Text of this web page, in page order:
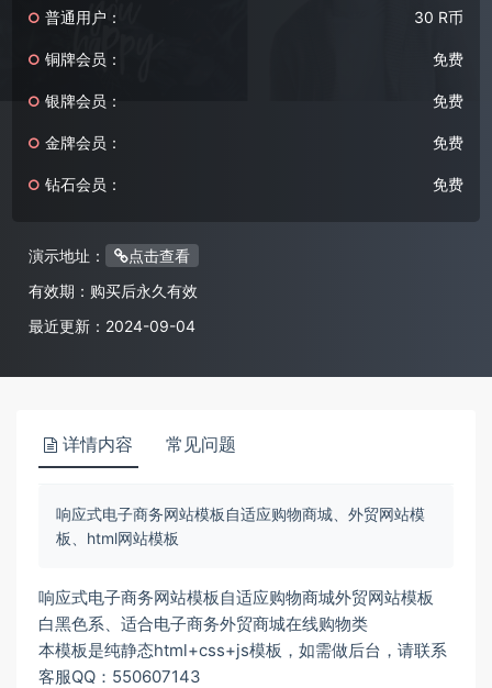
普通用户： 30 R币
铜牌会员： 免费
银牌会员： 免费
金牌会员： 免费
钻石会员： 免费
演示地址：
点击查看
有效期： 购买后永久有效
最近更新： 2024-09-04
详情内容 常见问题
响应式电子商务网站模板自适应购物商城、外贸网站模
板、html网站模板
响应式电子商务网站模板自适应购物商城外贸网站模板
白黑色系 、适合电子商务外贸商城在线购物类
本模板是纯静态html+css+js模板，如需做后台，请联系
客服QQ：550607143